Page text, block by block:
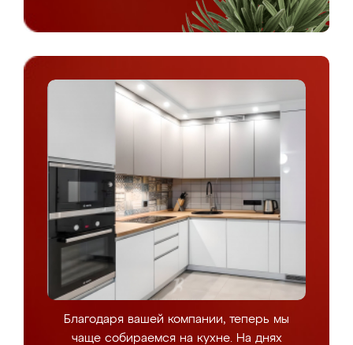
Благодаря вашей компании, теперь мы
чаще собираемся на кухне. На днях